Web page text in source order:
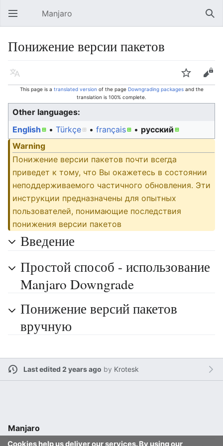
Open main menu Manjaro
Понижение версии пакетов
Language Watch Edit
This page is a translated version of the page Downgrading packagesand the
translation is 100% complete.
Other languages:
English
• ‎ Türkçe • ‎ français • ‎ русский
Warning
Понижение версии пакетов почти всегда
приведет к тому, что Вы окажетесь в состоянии
неподдерживаемого частичного обновления. Эти
инструкции предназначены для опытных
пользователей, понимающие последствия
понижения версии пакетов
Введение
Простой способ - использование
Manjaro Downgrade
Понижение версий пакетов
вручную
Last edited 2 years ago by Krotesk
Cookies help us deliver our services. By using our
Manjaro